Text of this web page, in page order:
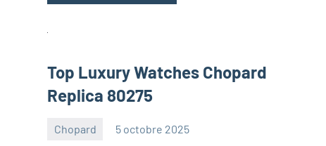
Top Luxury Watches Chopard
Replica 80275
Chopard 5 octobre 2025
Aucun